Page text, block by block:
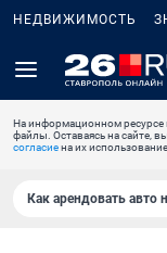
НЕДВИЖИМОСТЬ
На информационном ресурсе
файлы. Оставаясь на сайте,
согласиена их использование.
Как арендовать авто